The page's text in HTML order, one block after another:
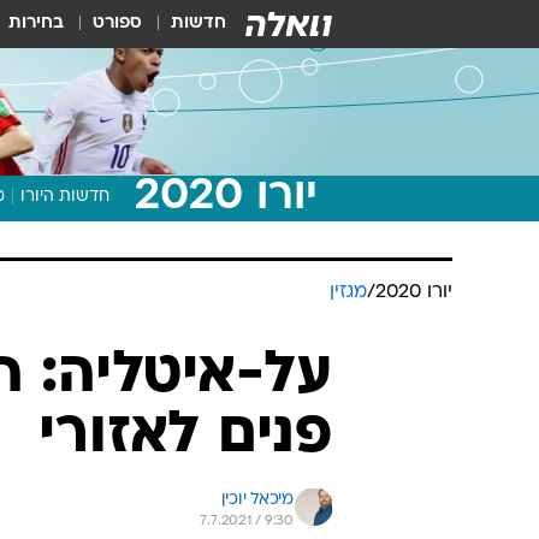
חדשות ספורט בחירות
יורו 2020 חדשות היורו
יורו 2020 /מגזין
על-איטליה:
פנים לאזורי
מיכאל יוכין
7.7.2021 / 9:30